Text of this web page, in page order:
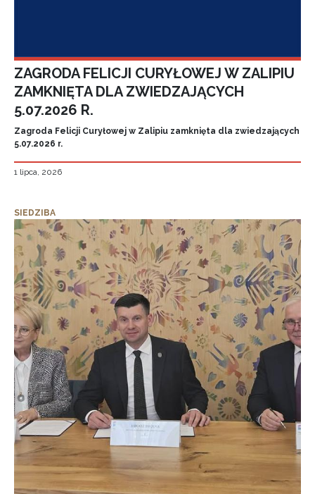
ZAGRODA FELICJI CURYŁOWEJ W ZALIPIU
ZAMKNIĘTA DLA ZWIEDZAJĄCYCH
5.07.2026 R.
Zagroda Felicji Curyłowej w Zalipiu zamknięta dla zwiedzających
5.07.2026 r.
1 lipca, 2026
SIEDZIBA